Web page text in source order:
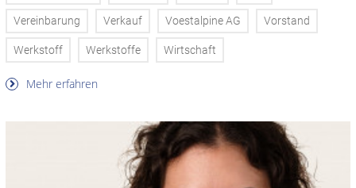
Vereinbarung Verkauf Voestalpine AG Vorstand
Werkstoff Werkstoffe Wirtschaft
Mehr erfahren